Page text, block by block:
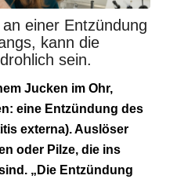
einer Entzündung
kann die
sein.
Jucken im Ohr,
eine Entzündung des
externa). Auslöser
oder Pilze, die ins
„Die Entzündung